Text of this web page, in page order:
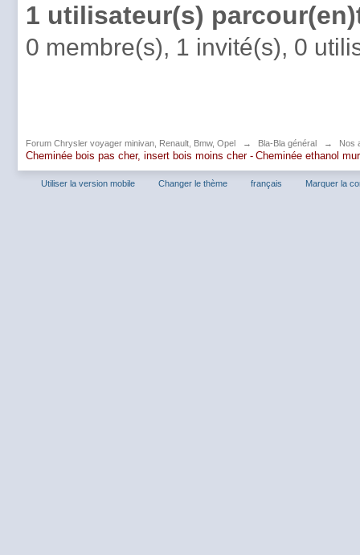
1 utilisateur(s)
0 membre(s), 1 invité(s), 0
Forum Chrysler voyager minivan, Renault, Bmw, Opel → Bla-Bla général → Nos
Cheminée bois pas cher, insert bois moins cher - Cheminée ethanol
Utiliser la version mobile Changer le thème français Marquer la